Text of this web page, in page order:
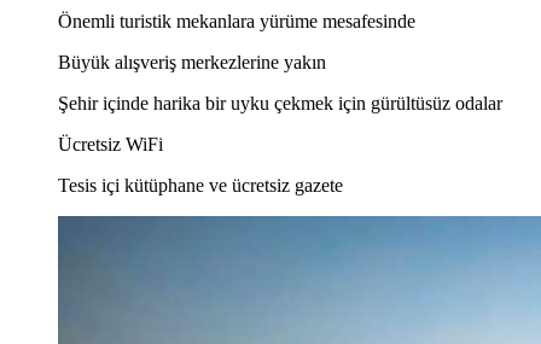
Önemli turistik mekanlara yürüme mesafesinde
Büyük alışveriş merkezlerine yakın
Şehir içinde harika bir uyku çekmek için gürültüsüz odalar
Ücretsiz WiFi
Tesis içi kütüphane ve ücretsiz gazete